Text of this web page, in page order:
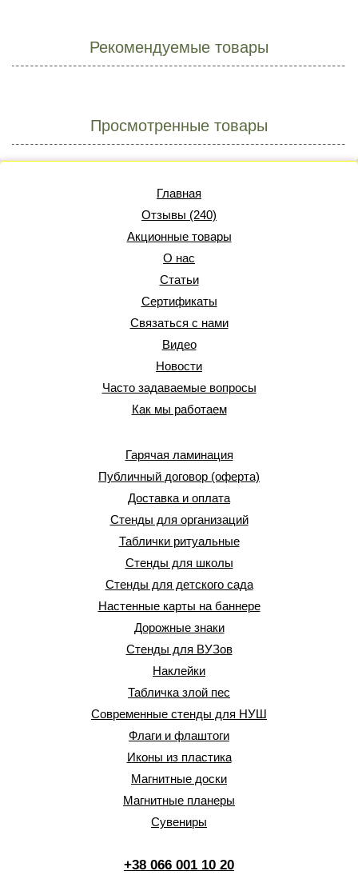
Рекомендуемые товары
Просмотренные товары
Главная
Отзывы (240)
Акционные товары
О нас
Статьи
Сертификаты
Связаться с нами
Видео
Новости
Часто задаваемые вопросы
Как мы работаем
Гарячая ламинация
Публичный договор (оферта)
Доставка и оплата
Стенды для организаций
Таблички ритуальные
Стенды для школы
Стенды для детского сада
Настенные карты на баннере
Дорожные знаки
Стенды для ВУЗов
Наклейки
Табличка злой пес
Современные стенды для НУШ
Флаги и флаштоги
Иконы из пластика
Магнитные доски
Магнитные планеры
Сувениры
+38 066 001 10 20